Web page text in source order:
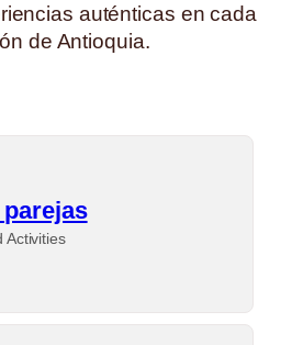
auténticas en cada
de Antioquia.
Activities